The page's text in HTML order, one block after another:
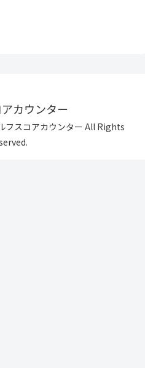
カウンター
スコアカウンター All Rights